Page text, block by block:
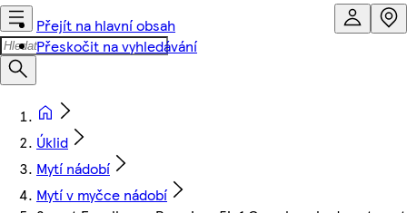
Přejít na hlavní obsah
Přeskočit na vyhledávání
Úklid
Mytí nádobí
Mytí v myčce nádobí